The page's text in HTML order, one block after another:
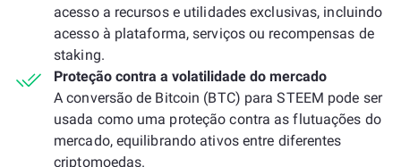
acesso a recursos e utilidades exclusivas, incluindo
acesso à plataforma, serviços ou recompensas de
staking.
Proteção contra a volatilidade do mercado
A conversão de Bitcoin (BTC) para STEEM pode ser
usada como uma proteção contra as flutuações do
mercado, equilibrando ativos entre diferentes
criptomoedas.